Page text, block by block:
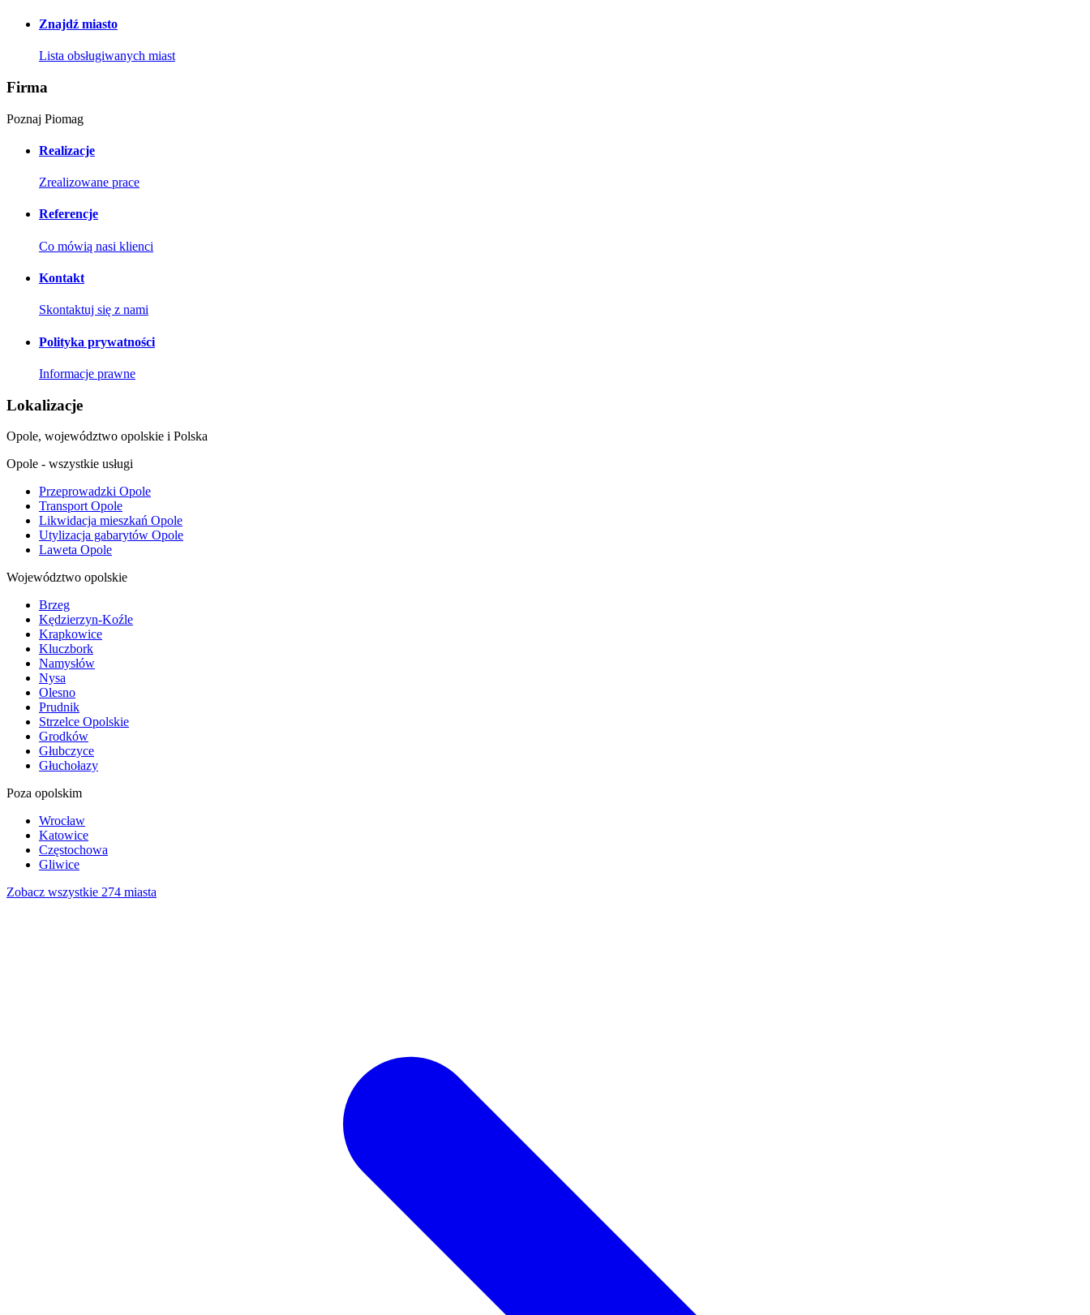
Znajdź miasto
Lista obsługiwanych miast
Firma
Poznaj Piomag
Realizacje
Zrealizowane prace
Referencje
Co mówią nasi klienci
Kontakt
Skontaktuj się z nami
Polityka prywatności
Informacje prawne
Lokalizacje
Opole, województwo opolskie i Polska
Opole - wszystkie usługi
Przeprowadzki Opole
Transport Opole
Likwidacja mieszkań Opole
Utylizacja gabarytów Opole
Laweta Opole
Województwo opolskie
Brzeg
Kędzierzyn-Koźle
Krapkowice
Kluczbork
Namysłów
Nysa
Olesno
Prudnik
Strzelce Opolskie
Grodków
Głubczyce
Głuchołazy
Poza opolskim
Wrocław
Katowice
Częstochowa
Gliwice
Zobacz wszystkie 274 miasta